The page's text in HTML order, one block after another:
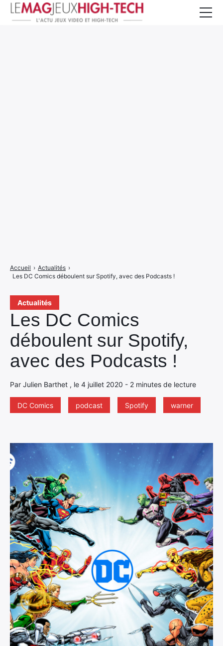
Actualités
Les DC Comics
déboulent sur Spotify,
avec des Podcasts !
Par Julien Barthet , le 4 juillet 2020 - 2 minutes de lecture
DC Comics podcast Spotify warner
Accueil › Actualités ›
Les DC Comics déboulent sur Spotify, avec des Podcasts !